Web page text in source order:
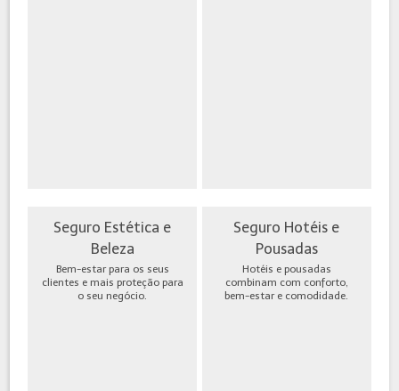
Seguro Estética e
Beleza
Bem-estar para os seus
clientes e mais proteção para
o seu negócio.
Seguro Hotéis e
Pousadas
Hotéis e pousadas
combinam com conforto,
bem-estar e comodidade.